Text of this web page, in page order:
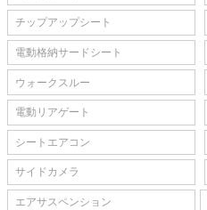
チップアップシート
電動格納サードシート
ウォークスルー
電動リアゲート
シートエアコン
サイドカメラ
エアサスペンション